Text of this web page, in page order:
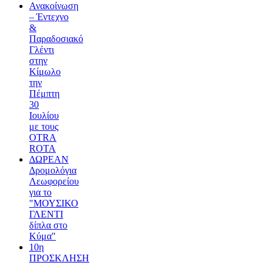
Ανακοίνωση
– Έντεχνο
&
Παραδοσιακό
Γλέντι
στην
Κίμωλο
την
Πέμπτη
30
Ιουλίου
με τους
OTRA
ROTA
ΔΩΡΕΑΝ
Δρομολόγια
Λεωφορείου
για το
"ΜΟΥΣΙΚΟ
ΓΛΕΝΤΙ
δίπλα στο
Κύμα"
10η
ΠΡΟΣΚΛΗΣΗ